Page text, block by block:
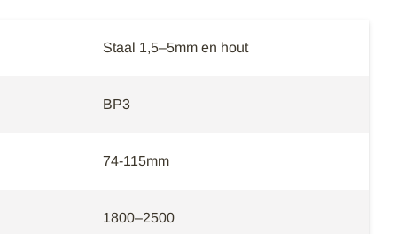
Staal 1,5–5mm en hout
BP3
74-115mm
1800–2500